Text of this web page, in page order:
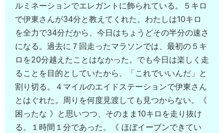
ルミネーションでエレガントに飾られている。５キロ
で伊東さんが34分と教えてくれた。わたしは10キロ
を全力で34分だから、今日はちょうどその半分の速さ
になる。過去に７回走ったマラソンでは、最初の５キ
ロを20分越えたことはなかった。でも今日は楽しく走
ることを目的としていたから、「これでいいんだ」と
割り切る。４マイルのエイドステーションで伊東さん
とはぐれた。周りを何度見渡しても見つからない。《
困ったな 》と思いつつ、そのまま10キロを走り抜け
る。１時間１分であった。《 ほぼイーブンできてい